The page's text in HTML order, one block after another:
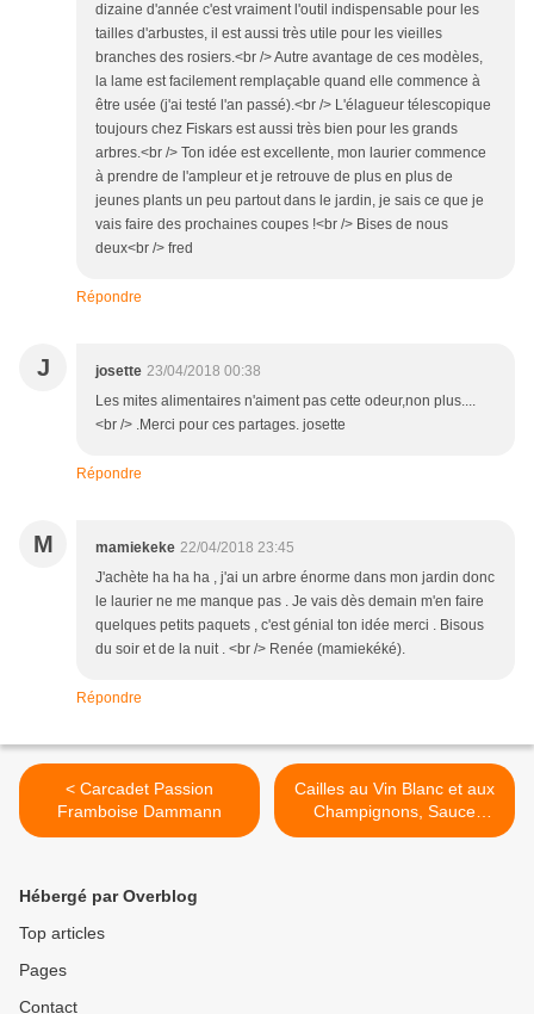
dizaine d'année c'est vraiment l'outil indispensable pour les
tailles d'arbustes, il est aussi très utile pour les vieilles
branches des rosiers.<br /> Autre avantage de ces modèles,
la lame est facilement remplaçable quand elle commence à
être usée (j'ai testé l'an passé).<br /> L'élagueur télescopique
toujours chez Fiskars est aussi très bien pour les grands
arbres.<br /> Ton idée est excellente, mon laurier commence
à prendre de l'ampleur et je retrouve de plus en plus de
jeunes plants un peu partout dans le jardin, je sais ce que je
vais faire des prochaines coupes !<br /> Bises de nous
deux<br /> fred
Répondre
J josette 23/04/2018 00:38
Les mites alimentaires n'aiment pas cette odeur,non plus....
<br /> .Merci pour ces partages. josette
Répondre
M mamiekeke 22/04/2018 23:45
J'achète ha ha ha , j'ai un arbre énorme dans mon jardin donc
le laurier ne me manque pas . Je vais dès demain m'en faire
quelques petits paquets , c'est génial ton idée merci . Bisous
du soir et de la nuit . <br /> Renée (mamiekéké).
Répondre
< Carcadet Passion
Framboise Dammann
Cailles au Vin Blanc et aux
Champignons, Sauce
Moutardée >
Hébergé par Overblog
Top articles
Pages
Contact